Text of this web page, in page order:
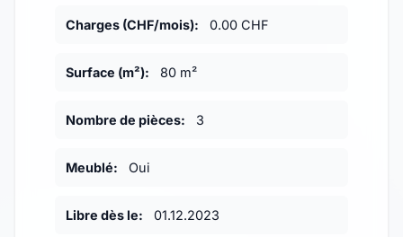
Charges (CHF/mois): 0.00 CHF
Surface (m²): 80 m²
Nombre de pièces: 3
Meublé: Oui
Libre dès le: 01.12.2023